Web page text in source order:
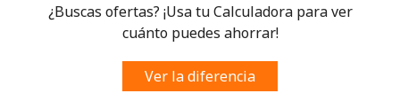
¿Buscas ofertas? ¡Usa tu Calculadora para ver
cuánto puedes ahorrar!
Ver la diferencia